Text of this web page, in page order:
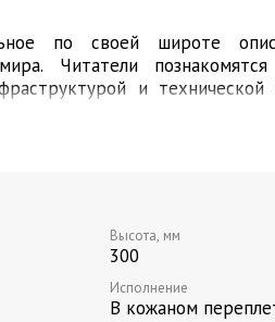
по своей широте
Читатели
и технической
катания. Любой
до опытного мастера -
Высота, мм
300
Исполнение
В кожаном